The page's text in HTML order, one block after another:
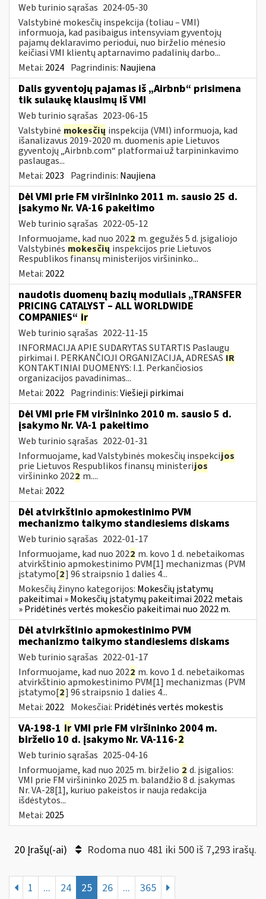
Web turinio sąrašas 2024-05-30
Valstybinė mokesčių inspekcija (toliau – VMI)
informuoja, kad pasibaigus intensyviam gyventojų
pajamų deklaravimo periodui, nuo birželio mėnesio
keičiasi VMI klientų aptarnavimo padalinių darbo...
Metai: 2024 Pagrindinis: Naujiena
Dalis gyventojų pajamas iš „Airbnb“ prisimena
tik sulaukę klausimų iš VMI
Web turinio sąrašas 2023-06-15
Valstybinė mokesčių inspekcija (VMI) informuoja, kad
išanalizavus 2019-2020 m. duomenis apie Lietuvos
gyventojų „Airbnb.com“ platformai už tarpininkavimo
paslaugas...
Metai: 2023 Pagrindinis: Naujiena
Dėl VMI prie FM viršininko 2011 m. sausio 25 d.
įsakymo Nr. VA-16 pakeitimo
Web turinio sąrašas 2022-05-12
Informuojame, kad nuo 2022 m. gegužės 5 d. įsigaliojo
Valstybinės mokesčių inspekcijos prie Lietuvos
Respublikos finansų ministerijos viršininko...
Metai: 2022
naudotis duomenų bazių moduliais „TRANSFER
PRICING CATALYST – ALL WORLDWIDE
COMPANIES“ ir
Web turinio sąrašas 2022-11-15
INFORMACIJA APIE SUDARYTAS SUTARTIS Paslaugų
pirkimai I. PERKANČIOJI ORGANIZACIJA, ADRESAS IR
KONTAKTINIAI DUOMENYS: I.1. Perkančiosios
organizacijos pavadinimas...
Metai: 2022 Pagrindinis:Viešieji pirkimai
Dėl VMI prie FM viršininko 2010 m. sausio 5 d.
įsakymo Nr. VA-1 pakeitimo
Web turinio sąrašas 2022-01-31
Informuojame, kad Valstybinės mokesčių inspekcijos
prie Lietuvos Respublikos finansų ministerijos
viršininko 2022 m....
Metai: 2022
Dėl atvirkštinio apmokestinimo PVM
mechanizmo taikymo standiesiems diskams
Web turinio sąrašas 2022-01-17
Informuojame, kad nuo 2022 m. kovo 1 d. nebetaikomas
atvirkštinio apmokestinimo PVM[1] mechanizmas (PVM
įstatymo[2] 96 straipsnio 1 dalies 4...
Mokesčių žinyno kategorijos: Mokesčių įstatymų
pakeitimai » Mokesčių įstatymų pakeitimai 2022 metais
» Pridėtinės vertės mokesčio pakeitimai nuo 2022 m.
Dėl atvirkštinio apmokestinimo PVM
mechanizmo taikymo standiesiems diskams
Web turinio sąrašas 2022-01-17
Informuojame, kad nuo 2022 m. kovo 1 d. nebetaikomas
atvirkštinio apmokestinimo PVM[1] mechanizmas (PVM
įstatymo[2] 96 straipsnio 1 dalies 4...
Metai: 2022 Mokesčiai: Pridėtinės vertės mokestis
VA-198-1 ir VMI prie FM viršininko 2004 m.
birželio 10 d. įsakymo Nr. VA-116-2
Web turinio sąrašas 2025-04-16
Informuojame, kad nuo 2025 m. birželio 2 d. įsigalios:
VMI prie FM viršininko 2025 m. balandžio 8 d. įsakymas
Nr. VA-28[1], kuriuo pakeistos ir nauja redakcija
išdėstytos...
Metai: 2025
20 Įrašų(-ai) Rodoma nuo 481 iki 500 iš 7,293 irašų.
1 ... 24 25 26 ... 365